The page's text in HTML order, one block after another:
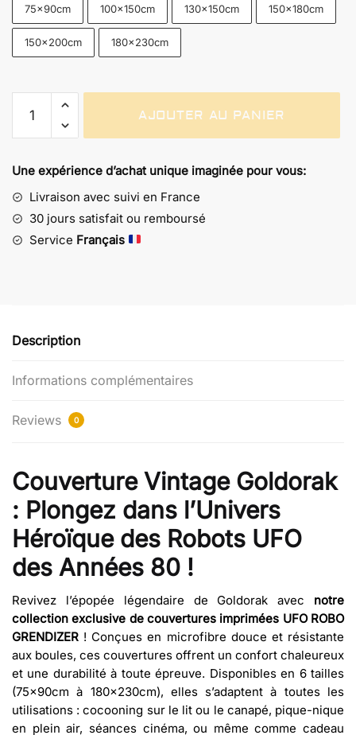
75x90cm 100x150cm 130x150cm 150x180cm
150x200cm 180x230cm
Couverture
-
Univers
Héroïque
des
AJOUTER AU PANIER
Une expérience d’achat unique imaginée pour vous:
Livraison avec suivi en France
30 jours satisfait ou remboursé
Service Français
Description
Informations complémentaires
Reviews 0
Couverture Vintage Goldorak
: Plongez dans l’Univers
Héroïque des Robots UFO
des Années 80 !
Revivez l’épopée légendaire de Goldorak avec notre
collection exclusive de couvertures imprimées UFO ROBO
GRENDIZER ! Conçues en microfibre douce et résistante
aux boules, ces couvertures offrent un confort chaleureux
et une durabilité à toute épreuve. Disponibles en 6 tailles
(75x90cm à 180x230cm), elles s’adaptent à toutes les
utilisations : cocooning sur le lit ou le canapé, pique-nique
en plein air, séances cinéma, ou même comme cadeau